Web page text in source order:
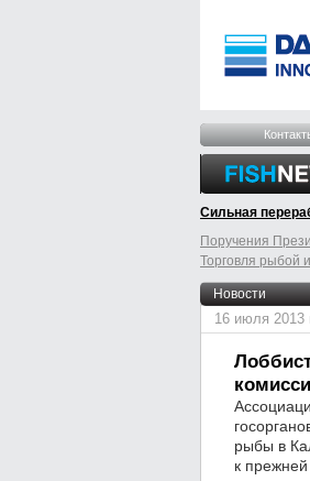
Сильная
Поручения
Торговля рыбой
Новости
16 июля 2013
рыбы в
к прежней